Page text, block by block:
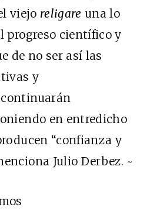
viejo religare una lo
progreso científico y
de no ser así las
y
en entredicho
“confianza y
Julio Derbez. ~